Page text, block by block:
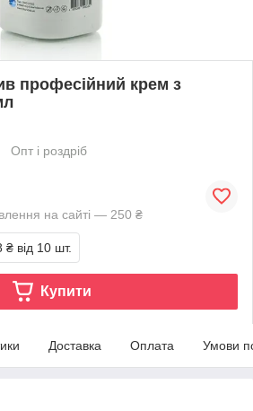
професійний крем з
Опт і роздріб
на сайті — 250 ₴
₴ від 10 шт.
Купити
Доставка Оплата Умови